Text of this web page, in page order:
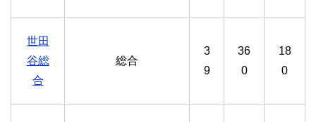
世田
谷総
合
総合
3
9
36
0
18
0